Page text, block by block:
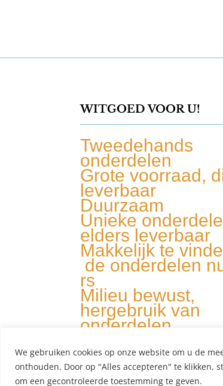
We gebruiken cookies op onze website om u de
onthouden. Door op "Alles accepteren" te klikken,
om een ​​gecontroleerde toestemming te geven.
WITGOED VOOR U!
Tweedehands
onderdelen
Grote voorraad,
leverbaar
Duurzaam
Unieke
elders leverbaar
Makkelijk te
de onderdelen
rs
Milieu bewust,
hergebruik van
onderdelen